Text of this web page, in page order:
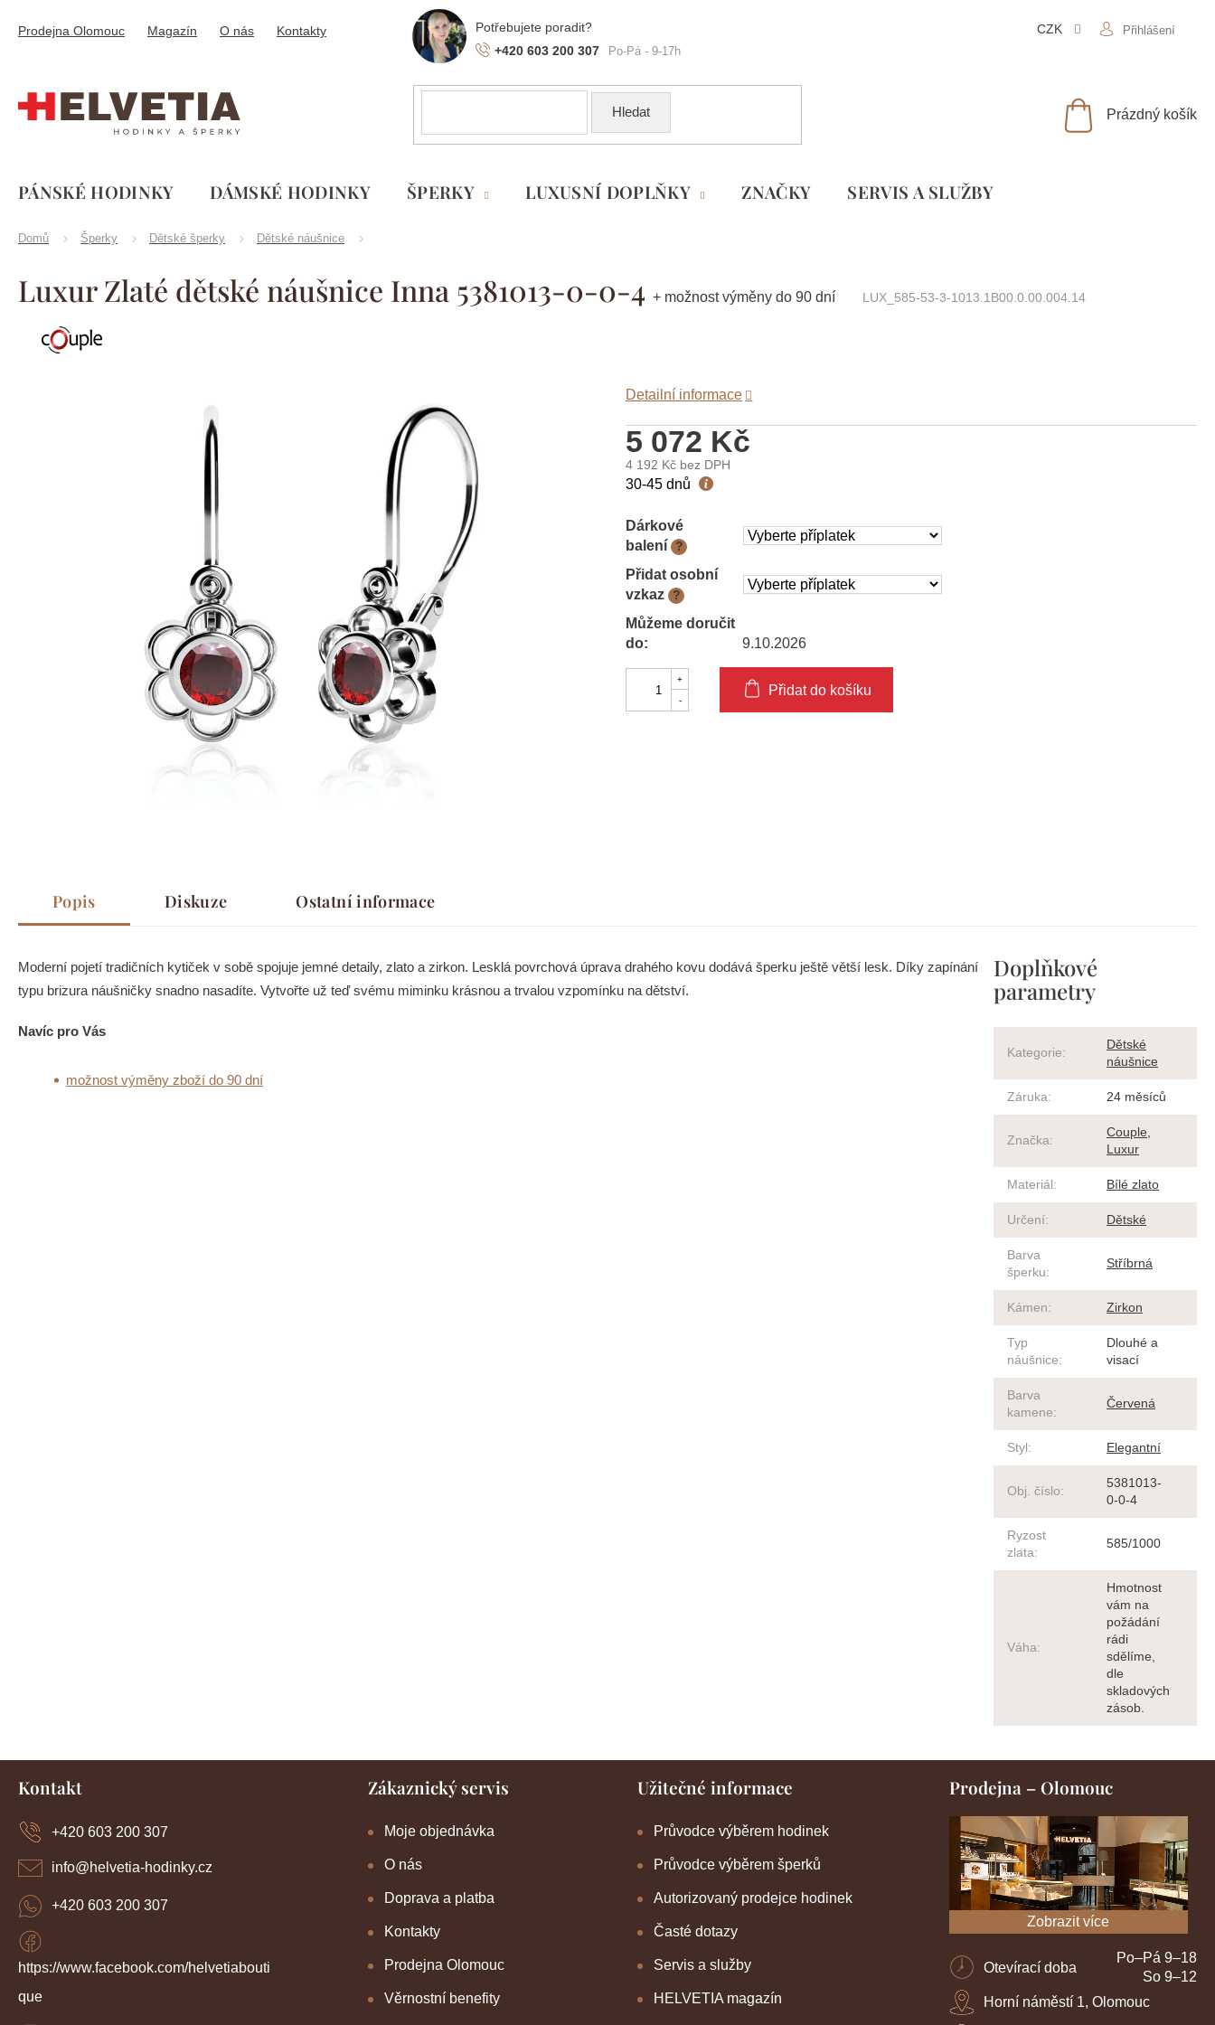
obsah
+420 603 200 307
Prodejna Olomouc Magazín O nás Kontakty CZK Přihlášení
Hledat
NÁKUPNÍ
Prázdný košík
PÁNSKÉ HODINKY DÁMSKÉ HODINKY ŠPERKY LUXUSNÍ DOPLŇKY ZNAČKY SLUŽBY
Domů Šperky Dětské šperky Dětské náušnice
Luxur Zlaté dětské náušnice Inna 5381013-0-0-4 + možnost výměny do 90 dní LUX_585-53-3-1013.1B00.0.00.004.14
Značka:Couple
5 072 Kč
4 192 Kč bez DPH
Měrná
30-45 dnů
Dárkové
balení
?
Přidat osobní
vzkaz
?
Můžeme doručit
do:
9.10.2026
Přidat do košíku
Detailní informace
Popis Diskuze Ostatní informace
Moderní pojetí tradičních kytiček v sobě spojuje jemné detaily, zlato a zirkon. Lesklá povrchová úprava drahého kovu dodává šperku ještě větší lesk. Díky zapínání
typu brizura náušničky snadno nasadíte. Vytvořte už teď svému miminku krásnou a trvalou vzpomínku na dětství.
Navíc pro Vás
možnost výměny zboží do 90 dní
Doplňkové
parametry
Kategorie:
Dětské
náušnice
Záruka: 24 měsíců
Značka:
Couple,
Luxur
Materiál: Bílé zlato
Určení: Dětské
Barva
šperku:
Stříbrná
Kámen: Zirkon
Typ
náušnice:
Dlouhé a
visací
Barva
kamene:
Červená
Styl: Elegantní
Obj. číslo:
5381013-
0-0-4
Ryzost
zlata:
585/1000
Váha:
Hmotnost
vám na
požádání
rádi
sdělíme,
dle
skladových
zásob.
Kontakt
info@helvetia-hodinky.cz
+420 603 200 307
https://www.facebook.com/helvetiabouti
que
+420 603 200 307
Zákaznický servis
Moje objednávka
O nás
Doprava a platba
Kontakty
Prodejna Olomouc
Věrnostní benefity
Užitečné informace
Průvodce výběrem hodinek
Průvodce výběrem šperků
Autorizovaný prodejce hodinek
Časté dotazy
Servis a služby
HELVETIA magazín
Prodejna – Olomouc
Zobrazit více
Otevírací doba
Po–Pá 9–18
So 9–12
Horní náměstí 1, Olomouc